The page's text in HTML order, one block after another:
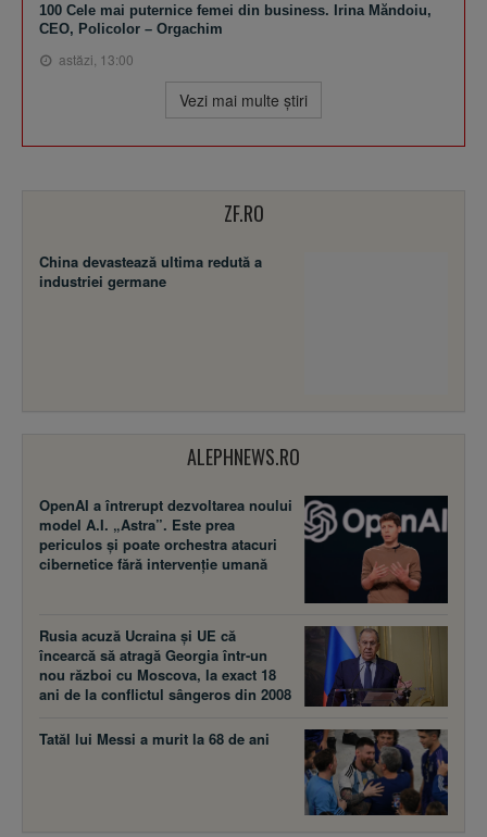
100 Cele mai puternice femei din business. Irina Măndoiu,
CEO, Policolor – Orgachim
astăzi, 13:00
Vezi mai multe ştiri
ZF.RO
China devastează ultima redută a
industriei germane
ALEPHNEWS.RO
OpenAI a întrerupt dezvoltarea noului
model A.I. „Astra”. Este prea
periculos și poate orchestra atacuri
cibernetice fără intervenție umană
Rusia acuză Ucraina şi UE că
încearcă să atragă Georgia într-un
nou război cu Moscova, la exact 18
ani de la conflictul sângeros din 2008
Tatăl lui Messi a murit la 68 de ani